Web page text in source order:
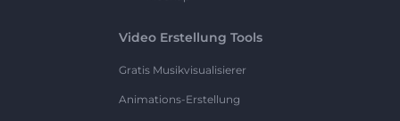
Video Erstellung Tools
Gratis Musikvisualisierer
Animations-Erstellung